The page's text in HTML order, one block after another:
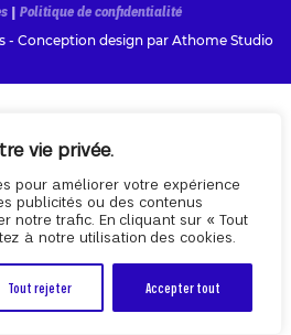
vie privée.
pour améliorer votre expérience
publicités ou des contenus
notre trafic. En cliquant sur « Tout
à notre utilisation des cookies.
Tout rejeter Accepter tout
| Politique de confidentialité
- Conception design par Athome Studio